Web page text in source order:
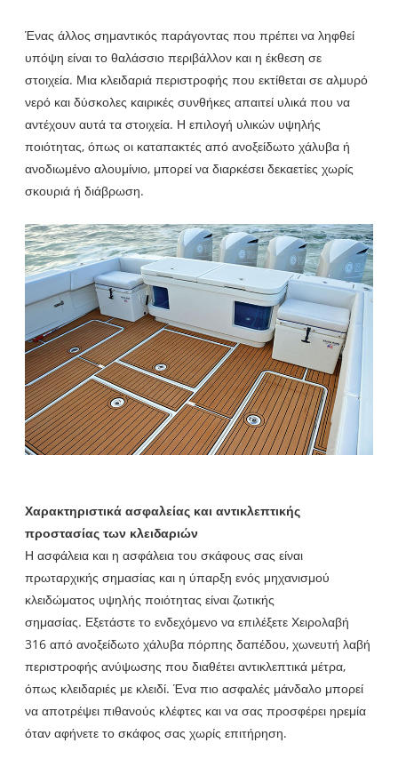
Ένας άλλος σημαντικός παράγοντας που πρέπει να ληφθεί
υπόψη είναι το θαλάσσιο περιβάλλον και η έκθεση σε
στοιχεία. Μια κλειδαριά περιστροφής που εκτίθεται σε αλμυρό
νερό και δύσκολες καιρικές συνθήκες απαιτεί υλικά που να
αντέχουν αυτά τα στοιχεία. Η επιλογή υλικών υψηλής
ποιότητας, όπως οι καταπακτές από ανοξείδωτο χάλυβα ή
ανοδιωμένο αλουμίνιο, μπορεί να διαρκέσει δεκαετίες χωρίς
σκουριά ή διάβρωση.
Χαρακτηριστικά ασφαλείας και αντικλεπτικής
προστασίας των κλειδαριών
Η ασφάλεια και η ασφάλεια του σκάφους σας είναι
πρωταρχικής σημασίας και η ύπαρξη ενός μηχανισμού
κλειδώματος υψηλής ποιότητας είναι ζωτικής
σημασίας. Εξετάστε το ενδεχόμενο να επιλέξετε Χειρολαβή
316 από ανοξείδωτο χάλυβα πόρπης δαπέδου, χωνευτή λαβή
περιστροφής ανύψωσης που διαθέτει αντικλεπτικά μέτρα,
όπως κλειδαριές με κλειδί. Ένα πιο ασφαλές μάνδαλο μπορεί
να αποτρέψει πιθανούς κλέφτες και να σας προσφέρει ηρεμία
όταν αφήνετε το σκάφος σας χωρίς επιτήρηση.